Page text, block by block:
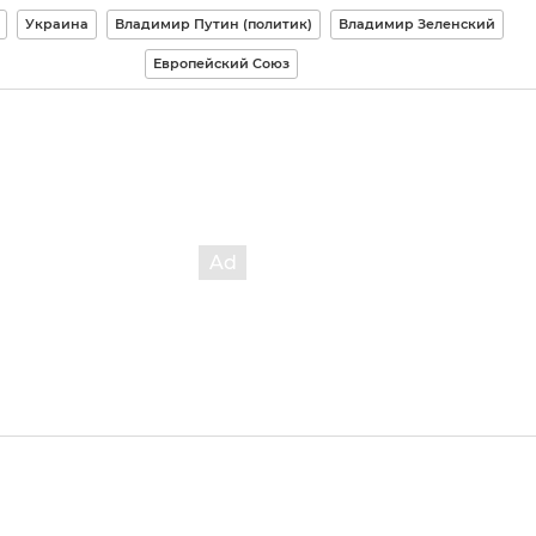
Украина Владимир Путин (политик) Владимир Зеленский
Европейский Союз